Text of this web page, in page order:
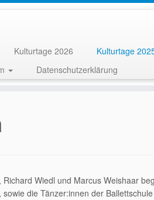
Kulturtage 2026 Kulturtage
Datenschutzerklärung
Wiedl und Marcus Weishaar
die Tänzer:innen der